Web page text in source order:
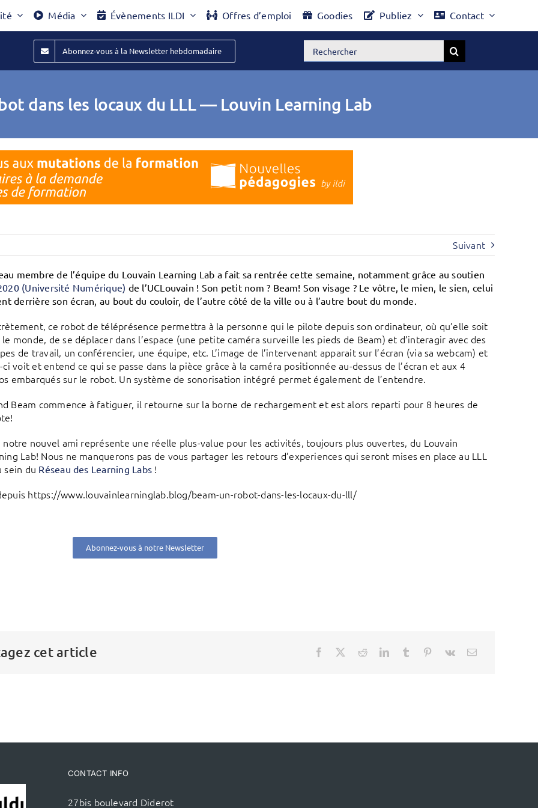
Média Évènements ILDI Offres d’emploi Goodies Publiez Contact
Abonnez-vous à la Newsletter hebdomadaire Rechercher:
dans les locaux du LLL — Louvin Learning Lab
Suivant
membre de l’équipe du Louvain Learning Lab a fait sa rentrée cette semaine, notamment grâce au soutien
(Université Numérique) de l’UCLouvain ! Son petit nom ? Beam! Son visage ? Le vôtre, le mien, le sien, celui
derrière son écran, au bout du couloir, de l’autre côté de la ville ou à l’autre bout du monde.
ce robot de téléprésence permettra à la personne qui le pilote depuis son ordinateur, où qu’elle soit
le monde, de se déplacer dans l’espace (une petite caméra surveille les pieds de Beam) et d’interagir avec des
de travail, un conférencier, une équipe, etc. L’image de l’intervenant apparait sur l’écran (via sa webcam) et
ci voit et entend ce qui se passe dans la pièce grâce à la caméra positionnée au-dessus de l’écran et aux 4
embarqués sur le robot. Un système de sonorisation intégré permet également de l’entendre.
Beam commence à fatiguer, il retourne sur la borne de rechargement et est alors reparti pour 8 heures de
notre nouvel ami représente une réelle plus-value pour les activités, toujours plus ouvertes, du Louvain
Lab! Nous ne manquerons pas de vous partager les retours d’experiences qui seront mises en place au LLL
sein du Réseau des Learning Labs !
https://www.louvainlearninglab.blog/beam-un-robot-dans-les-locaux-du-lll/
Abonnez-vous à notre Newsletter
cet article
CONTACT INFO
27bis boulevard Diderot